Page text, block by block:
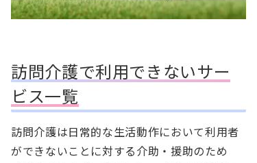
訪問介護で利用できないサー
ビス一覧
訪問介護は日常的な生活動作において利用者
ができないことに対する介助・援助のため